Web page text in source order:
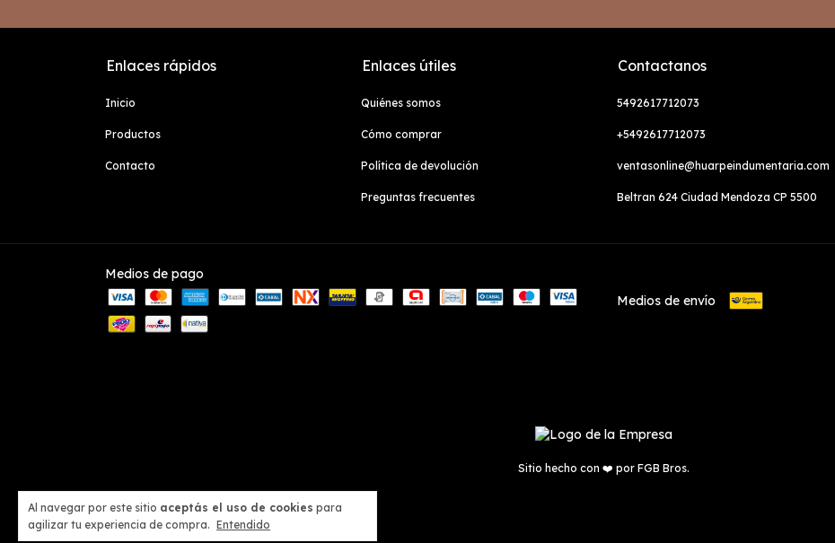
Al navegar por este sitio aceptás el uso de cookies para
agilizar tu experiencia de compra. Entendido
Enlaces rápidos
Inicio
Productos
Contacto
Enlaces útiles
Quiénes somos
Cómo comprar
Política de devolución
Preguntas frecuentes
Contactanos
5492617712073
+5492617712073
ventasonline@huarpeindumentaria.com
Beltran 624 Ciudad Mendoza CP 5500
Medios de pago
Medios de envío
Sitio hecho con ❤️ por FGB Bros.